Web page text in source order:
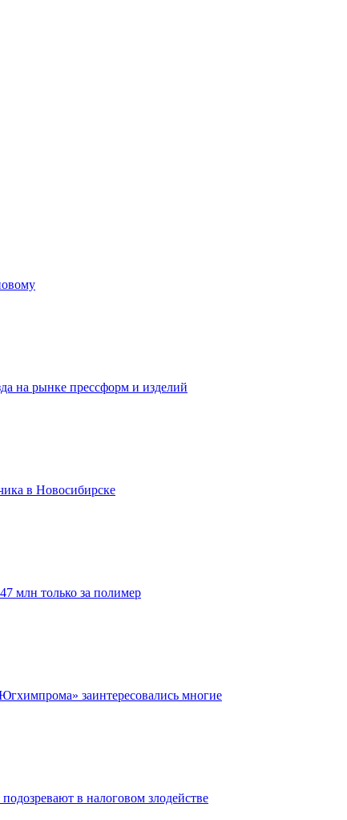
на рынке прессформ и изделий
в Новосибирске
млн только за полимер
заинтересовались многие
в налоговом злодействе